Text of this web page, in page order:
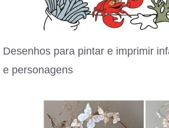
Desenhos para pintar e imprimir
e personagens